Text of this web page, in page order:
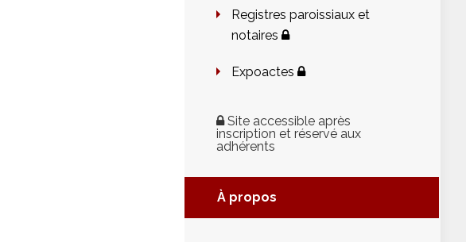
Registres paroissiaux et
notaires
Expoactes
Site accessible après
inscription et réservé aux
adhérents
À propos